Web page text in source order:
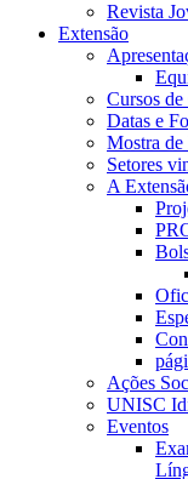
Revista
Extensão
Cursos
Datas e
Mostra de
Setores
A
Ações
UNISC
Eventos